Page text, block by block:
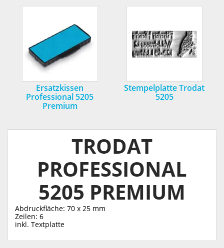
Ersatzkissen
Professional 5205
Premium
Stempelplatte Trodat
5205
TRODAT
PROFESSIONAL
5205 PREMIUM
Abdruckfläche: 70 x 25 mm
Zeilen: 6
inkl. Textplatte